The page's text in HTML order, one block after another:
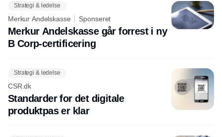
Strategi & ledelse
Merkur Andelskasse Sponseret
Merkur Andelskasse går forrest i ny
B Corp-certificering
Strategi & ledelse
CSR.dk
Standarder for det digitale
produktpas er klar